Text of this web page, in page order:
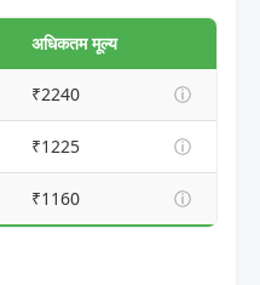
अधिकतम मूल्य
₹2240 ⓘ
₹1225 ⓘ
₹1160 ⓘ